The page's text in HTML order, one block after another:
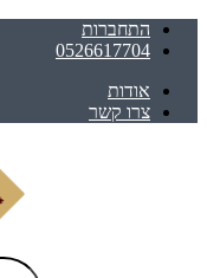
התחברות
0526617704
אודות
צרו קשר